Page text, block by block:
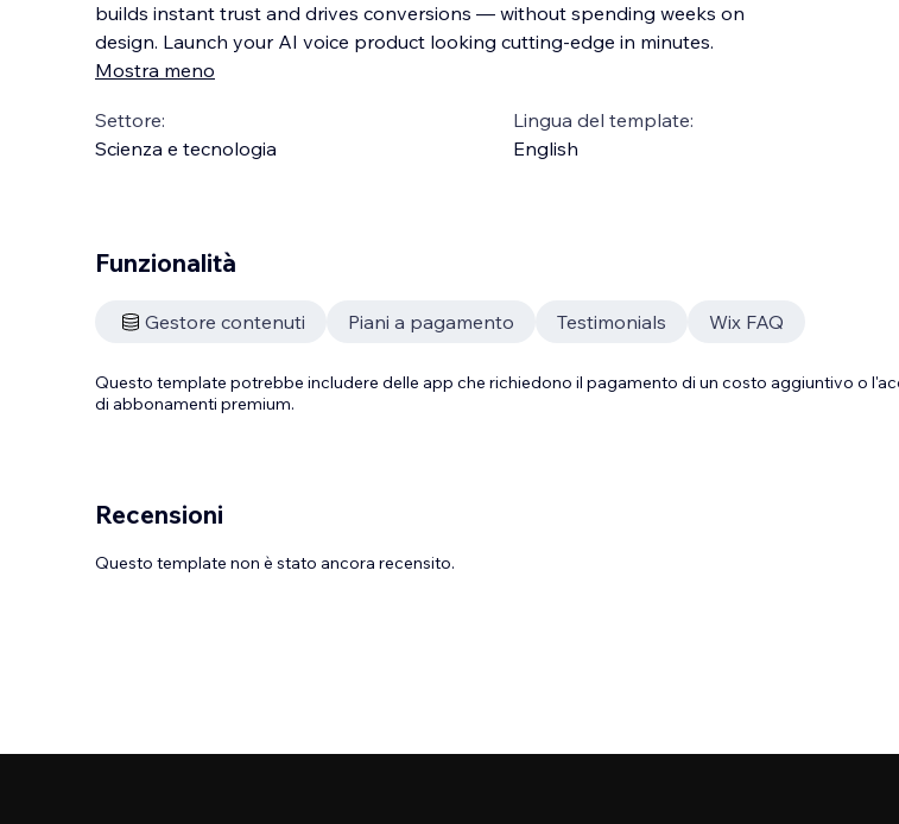
builds instant trust and drives conversions — without spending weeks on
design. Launch your AI voice product looking cutting-edge in minutes.
Mostra meno
Settore:
Scienza e tecnologia
Lingua del template:
English
Funzionalità
Gestore contenuti Piani a pagamento Testimonials Wix FAQ
Questo template potrebbe includere delle app che richiedono il pagamento di un costo aggiuntivo o
di abbonamenti premium.
Recensioni
Questo template non è stato ancora recensito.